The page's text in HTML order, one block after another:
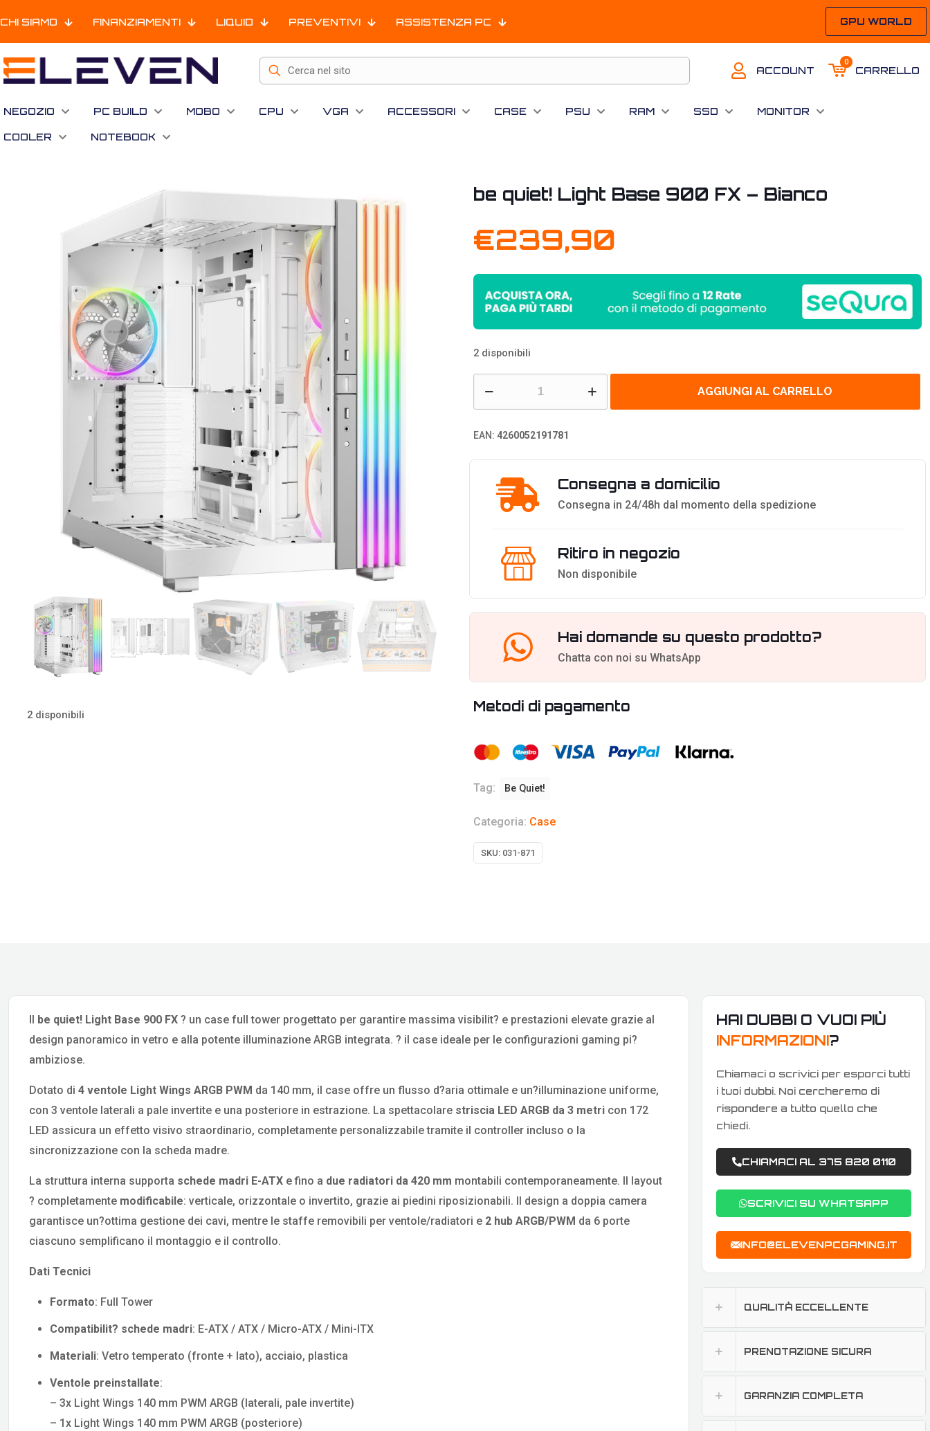
CHI SIAMO FINANZIAMENTI LIQUID PREVENTIVI ASSISTENZA PC GPU WORLD
ACCOUNT
0
CARRELLO
NEGOZIO PC BUILD MOBO CPU VGA ACCESSORI CASE PSU RAM SSD MONITOR
COOLER NOTEBOOK
2 disponibili
be quiet! Light Base 900 FX – Bianco
€239,90
2 disponibili
Base
900
quantità
AGGIUNGI AL CARRELLO
EAN: 4260052191781
Consegna a domicilio
Consegna in 24/48h dal momento della spedizione
Ritiro in negozio
Non disponibile
Hai domande su questo prodotto?
Chatta con noi su WhatsApp
Metodi di pagamento
Tag: Be Quiet!
Categoria: Case
SKU: 031-871
be quiet! Light Base 900 FX ? un case full tower progettato per garantire massima visibilit? e prestazioni elevate grazie al
design panoramico in vetro e alla potente illuminazione ARGB integrata. ? il case ideale per le configurazioni gaming pi?
ambiziose.
Dotato di4 ventole Light Wings ARGB PWM da 140 mm, il case offre un flusso d?aria ottimale e un?illuminazione uniforme,
con 3 ventole laterali a pale invertite e una posteriore in estrazione. La spettacolare striscia LED ARGB da 3 metri con 172
LED assicura un effetto visivo straordinario, completamente personalizzabile tramite il controller incluso o la
sincronizzazione con la scheda madre.
La struttura interna supporta schede madri E-ATX e fino a due radiatori da 420 mm montabili contemporaneamente. Il layout
? completamente modificabile: verticale, orizzontale o invertito, grazie ai piedini riposizionabili. Il design a doppia camera
garantisce un?ottima gestione dei cavi, mentre le staffe removibili per ventole/radiatori e 2 hub ARGB/PWM da 6 porte
ciascuno semplificano il montaggio e il controllo.
Dati Tecnici
Formato: Full Tower
Compatibilit? schede madri: E-ATX / ATX / Micro-ATX / Mini-ITX
Materiali: Vetro temperato (fronte + lato), acciaio, plastica
Ventole preinstallate:
– 3x Light Wings 140 mm PWM ARGB (laterali, pale invertite)
– 1x Light Wings 140 mm PWM ARGB (posteriore)
HAI DUBBI O VUOI PIÙ
INFORMAZIONI?
Chiamaci o scrivici per esporci tutti
i tuoi dubbi. Noi cercheremo di
rispondere a tutto quello che
chiedi.
CHIAMACI AL 375 820 0110
SCRIVICI SU WHATSAPP
INFO@ELEVENPCGAMING.IT
QUALITÀ ECCELLENTE
PRENOTAZIONE SICURA
GARANZIA COMPLETA